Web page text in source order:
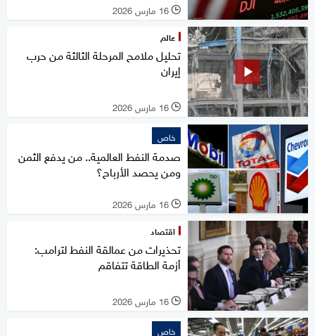
l 16 مارس 2026
عالم
تحليل ملامح المرحلة الثالثة من حرب
إيران
l 16 مارس 2026
خاص
صدمة النفط العالمية.. من يدفع الثمن
ومن يحصد الأرباح؟
l 16 مارس 2026
اقتصاد
تحذيرات من عمالقة النفط لترامب:
أزمة الطاقة تتفاقم
l 16 مارس 2026
خاص